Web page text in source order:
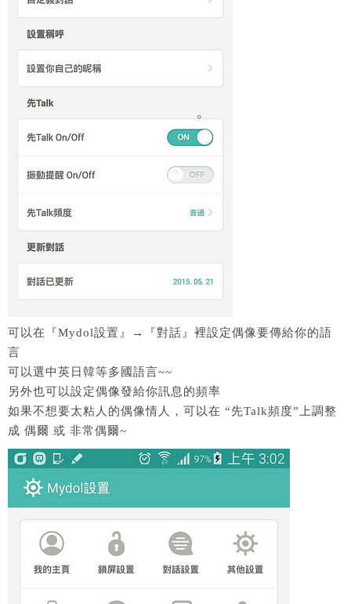
可以在『Mydol設置』→『對話』裡設定偶像要傳給你的語
言
可以選中英日韓等多國語言~~
另外也可以設定偶像發給你訊息的頻率
如果不想要太粘人的偶像情人，可以在 “先Talk頻度”上調整
成 偶爾 或 非常偶爾~